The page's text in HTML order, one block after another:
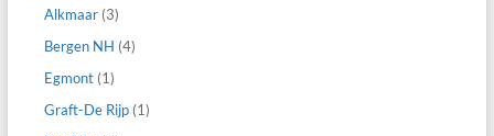
Alkmaar(3)
Bergen NH (4)
Egmont(1)
Graft-De Rijp(1)